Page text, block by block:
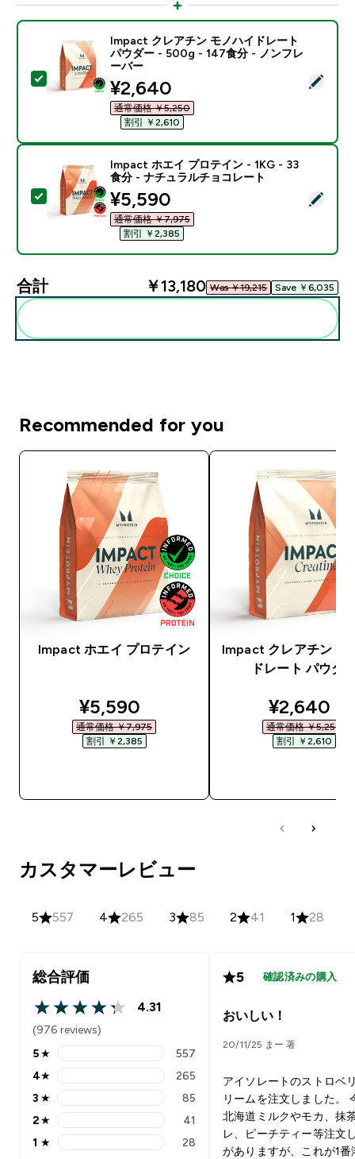
この商品を選択 - Impact クレアチン モノハイドレ
Impact クレアチン モノハイドレート
パウダー - 500g - 147食分 - ノンフレ
ーバー
discounted price
¥2,640‎
通常価格 ￥5,250‎
割引 ￥2,610‎
この商品を選択 - Impact ホエイ プロテイン - 1KG -
Impact ホエイ プロテイン - 1KG - 33
食分 - ナチュラルチョコレート
discounted price
¥5,590‎
通常価格 ￥7,975‎
割引 ￥2,385‎
合計 ￥13,180‎ Was ￥19,215‎ Save ￥6,035‎
Recommended for you
Impact ホエイ プロテイン
discounted price
¥5,590‎
通常価格 ￥7,975‎
割引 ￥2,385‎
Impact クレアチン モ
ドレート パウダ
¥2,640‎
通常価格 ￥5,250‎
割引 ￥2,610‎
カスタマーレビュー
5 557 4 265 3 85 2 41 1 28
総合評価
4.31 out of 5 stars
4.31
(976 reviews)
5 stars rating 557 reviews
5★ 557
4 stars rating 265 reviews
4★ 265
3 stars rating 85 reviews
3 ★ 85
2 stars rating 41 reviews
2★ 41
1 stars rating 28 reviews
1 ★ 28
5 確認済みの購入
おいしい！
20/11/25 まー 著
アイソレートのストロベ
リームを注文しました。
北海道ミルクやモカ、抹
レ、ピーチティー等注文
がありますが、これが1番